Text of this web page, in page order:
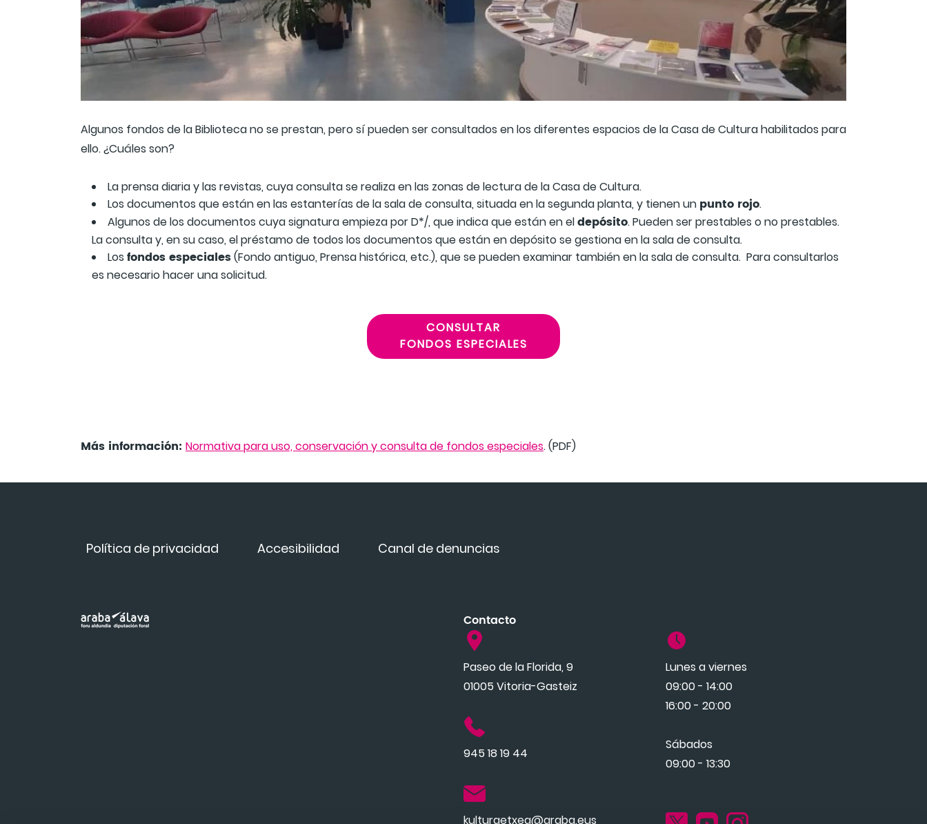
Algunos fondos de la Biblioteca no se prestan, pero sí pueden ser consultados en los diferentes espacios de la Casa de Cultura habilitados para
ello. ¿Cuáles son?
La prensa diaria y las revistas, cuya consulta se realiza en las zonas de lectura de la Casa de Cultura.
Los documentos que están en las estanterías de la sala de consulta, situada en la segunda planta, y tienen un punto rojo.
Algunos de los documentos cuya signatura empieza por D*/, que indica que están en eldepósito. Pueden ser prestables o no prestables.
La consulta y, en su caso, el préstamo de todos los documentos que están en depósito se gestiona en la sala de consulta.
Los fondos especiales(Fondo antiguo, Prensa histórica, etc.), que se pueden examinar también en la sala de consulta. Para consultarlos
es necesario hacer una solicitud.
CONSULTAR
FONDOS ESPECIALES
Más información: Normativa para uso, conservación y consulta de fondos especiales. (PDF)
Política de privacidad Accesibilidad Canal de denuncias
Contacto
Paseo de la Florida, 9
01005 Vitoria-Gasteiz
945 18 19 44
kulturaetxea@araba.eus
Lunes a viernes
09:00 - 14:00
16:00 - 20:00
Sábados
09:00 - 13:30